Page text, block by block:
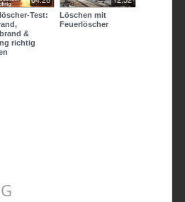
Test:
&
richtig
Löschen mit
Feuerlöscher